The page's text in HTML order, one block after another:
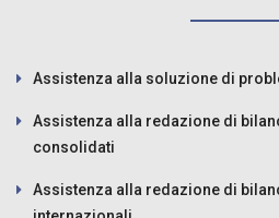
Assistenza alla soluzione di
Assistenza alla redazione di
consolidati
Assistenza alla redazione di